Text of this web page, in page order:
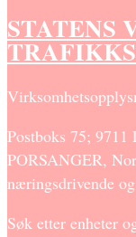
STATENS
Postboks 75;
PORSANGER,
næringsdrivende
Søk etter enheter